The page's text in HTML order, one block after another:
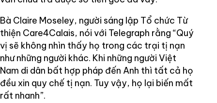
Bà Claire Moseley, người sáng lập Tổ chức Từ
thiện Care4Calais, nói với Telegraph rằng “Quý
vị sẽ không nhìn thấy họ trong các trại tị nạn
như những người khác. Khi những người Việt
Nam di dân bất hợp pháp đến Anh thì tất cả họ
đều xin quy chế tị nạn. Tuy vậy, họ lại biến mất
rất nhanh”.